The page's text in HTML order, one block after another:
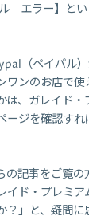
エラー】と
（ペイパル
ワンのお店で
は、ガレイド
ージを確認す
の記事をご覧
イド・プレミ
？」と、疑問に